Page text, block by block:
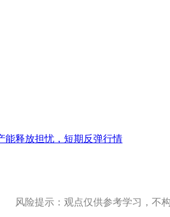
能释放担忧，短期反弹行情
风险提示：观点仅供参考学习，不